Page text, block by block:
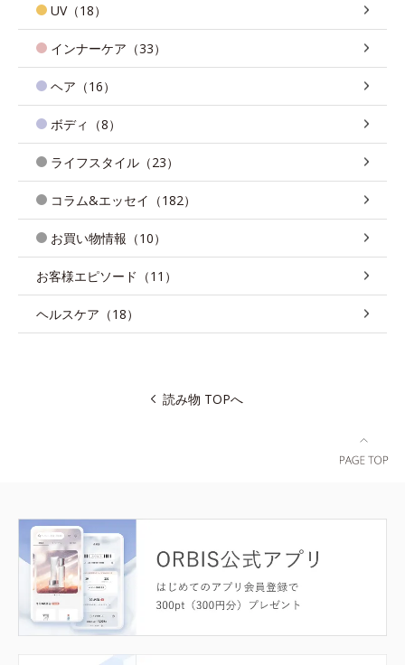
UV（18）
インナーケア（33）
ヘア（16）
ボディ（8）
ライフスタイル（23）
コラム&エッセイ（182）
お買い物情報（10）
お客様エピソード（11）
ヘルスケア（18）
読み物 TOPへ